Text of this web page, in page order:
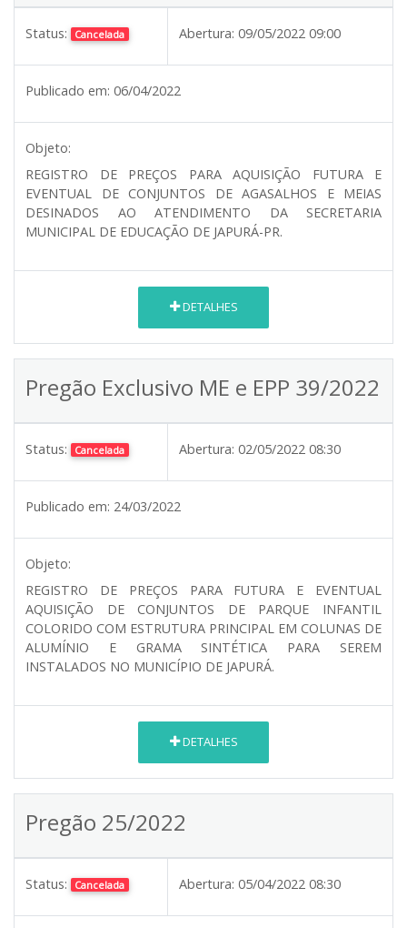
Status: Cancelada Abertura: 09/05/2022 09:00
Publicado em: 06/04/2022
Objeto:
REGISTRO DE PREÇOS PARA AQUISIÇÃO FUTURA E
EVENTUAL DE CONJUNTOS DE AGASALHOS E MEIAS
DESINADOS AO ATENDIMENTO DA SECRETARIA
MUNICIPAL DE EDUCAÇÃO DE JAPURÁ-PR.
DETALHES
Pregão Exclusivo ME e EPP 39/2022
Status: Cancelada Abertura: 02/05/2022 08:30
Publicado em: 24/03/2022
Objeto:
REGISTRO DE PREÇOS PARA FUTURA E EVENTUAL
AQUISIÇÃO DE CONJUNTOS DE PARQUE INFANTIL
COLORIDO COM ESTRUTURA PRINCIPAL EM COLUNAS DE
ALUMÍNIO E GRAMA SINTÉTICA PARA SEREM
INSTALADOS NO MUNICÍPIO DE JAPURÁ.
DETALHES
Pregão 25/2022
Status: Cancelada Abertura: 05/04/2022 08:30